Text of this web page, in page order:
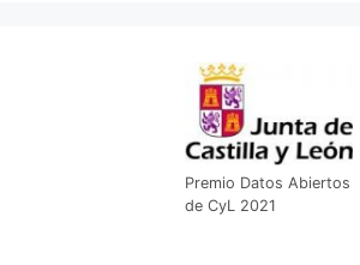
Premio Datos Abiertos
de CyL 2021